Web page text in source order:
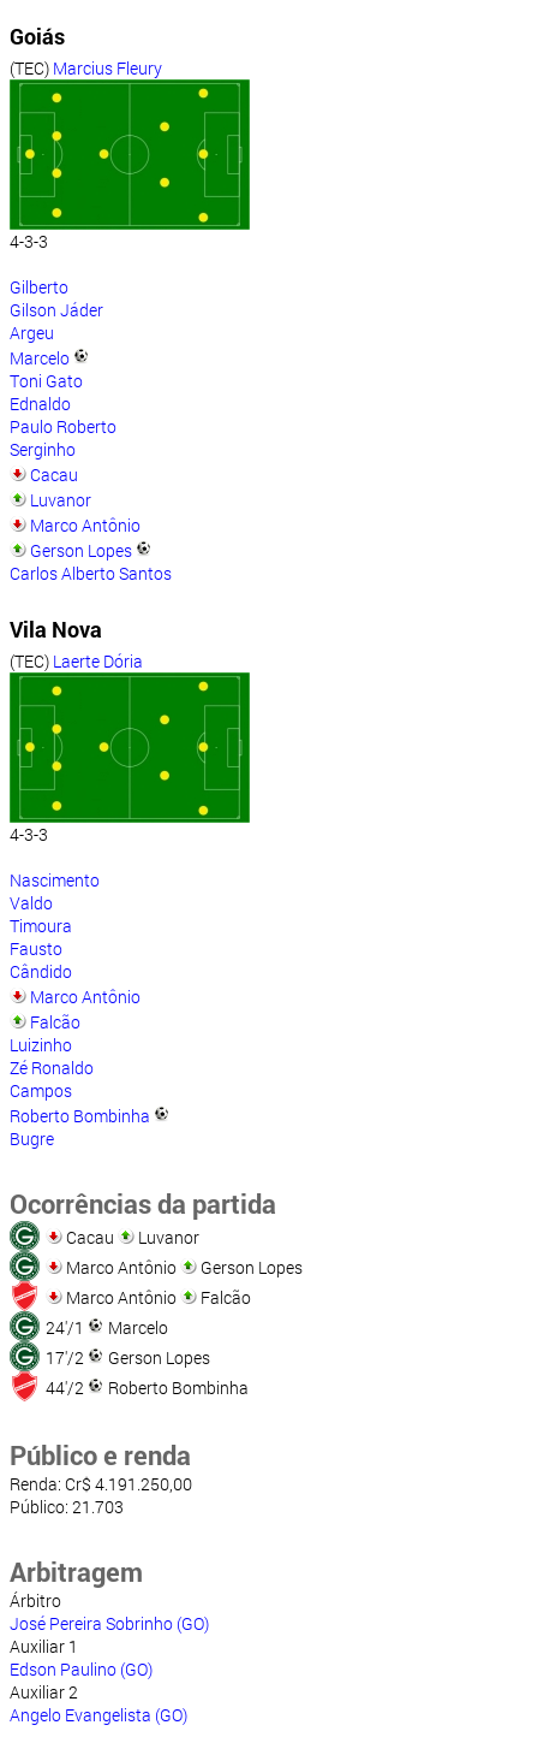
Goiás
(TEC) Marcius Fleury
4-3-3
Gilberto
Gilson Jáder
Argeu
Marcelo
Toni Gato
Ednaldo
Paulo Roberto
Serginho
Cacau
Luvanor
Marco Antônio
Gerson Lopes
Carlos Alberto Santos
Vila Nova
(TEC) Laerte Dória
4-3-3
Nascimento
Valdo
Timoura
Fausto
Cândido
Marco Antônio
Falcão
Luizinho
Zé Ronaldo
Campos
Roberto Bombinha
Bugre
Ocorrências da partida
Cacau
Luvanor
Marco Antônio
Gerson Lopes
Marco Antônio
Falcão
24'/1
Marcelo
17'/2
Gerson Lopes
44'/2
Roberto Bombinha
Público e renda
Renda: Cr$ 4.191.250,00
Público: 21.703
Arbitragem
Árbitro
José Pereira Sobrinho (GO)
Auxiliar 1
Edson Paulino (GO)
Auxiliar 2
Angelo Evangelista (GO)